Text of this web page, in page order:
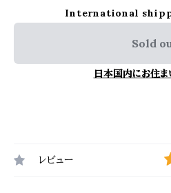
International
Sold
日本国内にお住
レビュー